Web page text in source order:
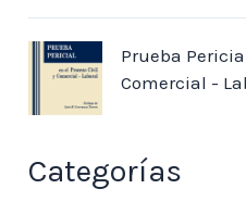
en materia laboral 130
d. Tipos de
e. Principio de
2. La prueba
3. La exigencia de
Prueba
Comercial -
Categorías